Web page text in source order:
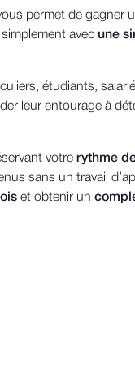
permet de gagner
avec une
étudiants,
leur entourage à
votre rythme
sans un travail
et obtenir un